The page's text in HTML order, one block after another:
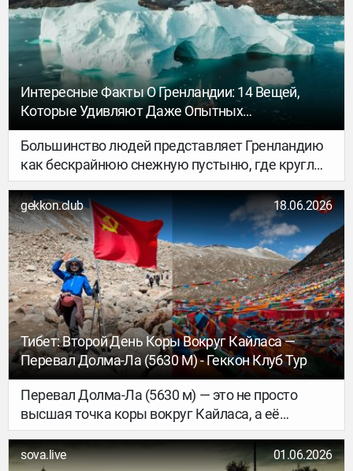
направление приобретает новую популярность и
становится значимой точкой на карте для
ценителей самобытной атмосферы и
пасторальных пейзажей в духе Василия
Поленова, кстати, «первооткрывателя» Тарусы
для творческой интеллигенции. Удивительным
образом расцветает местный интерьерный
дизайн: локальные деятели индустрии
сотрудничают с московскими, а крафтовые
мебельные производства – с такими крупными
игроками, как, например, бренд divan.ru.
Интересные Факты О Гренландии: 14 Вещей,
Которые Удивляют Даже Опытных
Путешественников
Большинство людей представляет Гренландию
как бескрайнюю снежную пустыню, где круглый
год стоят морозы, по улицам ходят белые
медведи, а кроме льда смотреть совершенно
нечего. Но стоит немного познакомиться с этим
островом, и становится понятно, насколько эти
представления далеки от реальности.
gekkon.club 18.06.2026
Тибет: Второй День Коры Вокруг Кайласа —
Перевал Долма-Ла (5630 М) - Геккон Клуб Тур
Перевал Долма-Ла (5630 м) — это не просто
высшая точка коры вокруг Кайласа, а её
главный духовный кульминационный момент. И
с ним связана удивительная легенда.
sova.live 01.06.2026